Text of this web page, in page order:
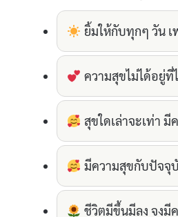
ยิ้มให้กับทุกๆ วัน
ความสุขไม่ได้อยู่ที่
สุขใดเล่าจะเท่า
มีความสุขกับปัจจุ
ชีวิตมีขึ้นมีลง จงมี